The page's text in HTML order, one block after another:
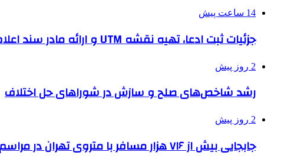
14 ساعت پیش
جزئیات ثبت ادعا، تهیه نقشه UTM و ارائه مادر سند اعلام شد
2 روز پیش
رشد شاخص‌های صلح و سازش در شوراهای حل اختلاف
2 روز پیش
جابجایی بیش از ۷۱۶ هزار مسافر با متروی تهران در مراسم جاماندگان اربعین